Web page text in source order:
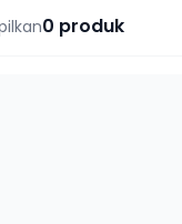
0 produk